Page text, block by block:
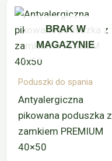
BRAK W
MAGAZYNIE
Poduszki do spania
Antyalergiczna
pikowana poduszka z
zamkiem PREMIUM
40×50